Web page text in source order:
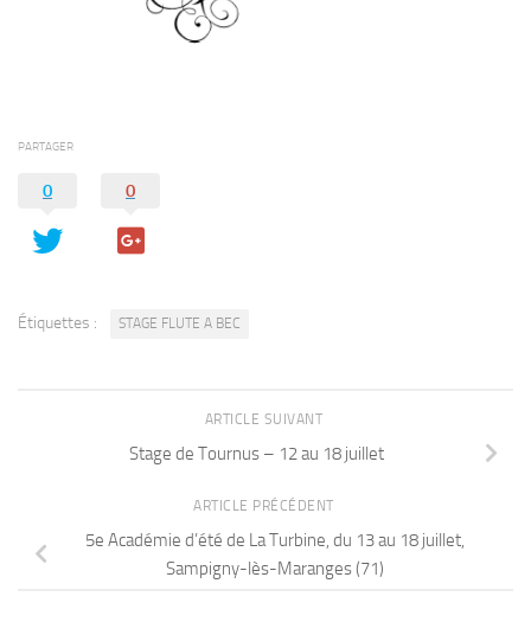
PARTAGER
0 0
Étiquettes : STAGE FLUTE A BEC
ARTICLE SUIVANT
Stage de Tournus – 12 au 18 juillet
ARTICLE PRÉCÉDENT
5e Académie d’été de La Turbine, du 13 au 18 juillet,
Sampigny-lès-Maranges (71)